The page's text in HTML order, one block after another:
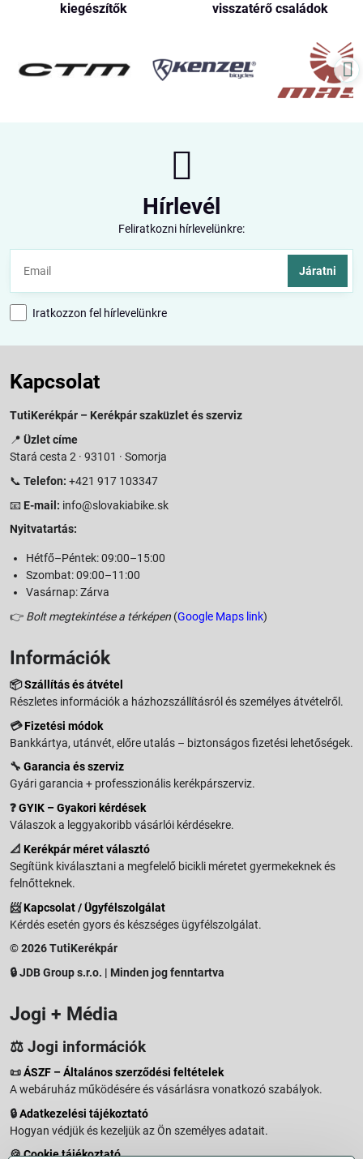
kiegészítők
visszatérő családok
Hírlevél
Feliratkozni hírlevelünkre:
Járatni
Iratkozzon fel hírlevelünkre
Kapcsolat
TutiKerékpár – Kerékpár szaküzlet és szerviz
📍 Üzlet címe
Stará cesta 2 · 93101 · Somorja
📞 Telefon: +421 917 103347
📧 E-mail: info@slovakiabike.sk
Nyitvatartás:
Hétfő–Péntek: 09:00–15:00
Szombat: 09:00–11:00
Vasárnap: Zárva
👉 Bolt megtekintése a térképen (Google Maps link)
Információk
📦Szállítás és átvétel
Részletes információk a házhozszállításról és személyes átvételről.
💳Fizetési módok
Bankkártya, utánvét, előre utalás – biztonságos fizetési lehetőségek.
🔧 Garancia és szerviz
Gyári garancia + professzionális kerékpárszerviz.
❓GYIK – Gyakori kérdések
Válaszok a leggyakoribb vásárlói kérdésekre.
📐 Kerékpár méret választó
Segítünk kiválasztani a megfelelő bicikli méretet gyermekeknek és
felnőtteknek.
📨Kapcsolat / Ügyfélszolgálat
Kérdés esetén gyors és készséges ügyfélszolgálat.
© 2026 TutiKerékpár
🔒 JDB Group s.r.o. | Minden jog fenntartva
Jogi + Média
⚖️ Jogi információk
📜ÁSZF – Általános szerződési feltételek
A webáruház működésére és vásárlásra vonatkozó szabályok.
🔒Adatkezelési tájékoztató
Hogyan védjük és kezeljük az Ön személyes adatait.
🍪Cookie tájékoztató